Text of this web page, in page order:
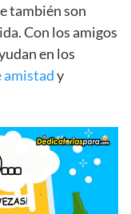
también son
Con los amigos
en los
amistady